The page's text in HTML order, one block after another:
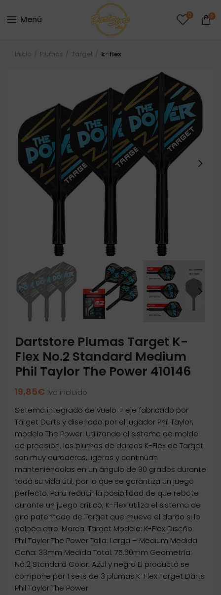
Menú 0 0
Inicio Plumas Target k-flex
Dartstore Plumas Target K-
Flex No.2 Standard Medium
Phil Taylor The Power 410146
19,85€ Iva incluido
Sistema integrado de vuelo + eje fabricado por
Target Darts y diseñado por el jugador Phil Taylor,
modelo The Power. Utilizando el sistema de molde
de precisión, las plumas de dardos K-Flex de Target
son muy duraderas, ligeras y continúan
manteniéndolas en un ángulo de 90 grados durante
toda su vida útil, por lo que se garantiza un juego
perfecto. Para reducir la posibilidad de que rebote
durante un juego crítico, K-Flex utiliza el sistema de
giro patentado de Target que mueve el dardo si lo
golpea otro. Marca: Target Modelo: K-Flex Diseño:
Phil Taylor The Power Talla: Larga – Medium Medida
Caña: 33mm Medida Total: 75.60mm Geometría:
No.2 Standard Color: Azul y negro El producto se
compone por 1 sets de 3 plumas K-Flex Target Darts
Phil Taylor The Power